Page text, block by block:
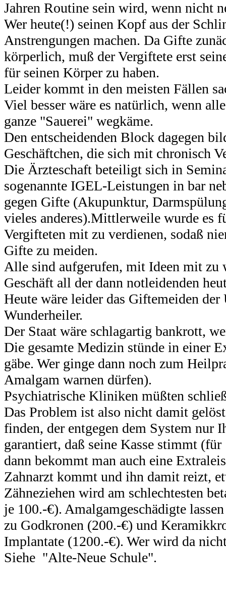
Jahren Routine sein wird, wenn nicht
Wer heute(!) seinen Kopf aus der
Anstrengungen machen. Da Gifte
körperlich, muß der Vergiftete erst
für seinen Körper zu haben.
Leider kommt in den meisten Fällen
Viel besser wäre es natürlich, wenn
ganze "Sauerei" wegkäme.
Den entscheidenden Block dagegen
Geschäftchen, die sich mit chronisch
Die Ärzteschaft beteiligt sich in
sogenannte IGEL-Leistungen in bar
gegen Gifte (Akupunktur,
vieles anderes).Mittlerweile wurde
Vergifteten mit zu verdienen, sodaß
Gifte zu meiden.
Alle sind aufgerufen, mit Ideen mit zu
Geschäft all der dann notleidenden
Heute wäre leider das Giftemeiden der
Wunderheiler.
Der Staat wäre schlagartig bankrott,
Die gesamte Medizin stünde in einer
gäbe. Wer ginge dann noch zum
Amalgam warnen dürfen).
Psychiatrische Kliniken müßten
Das Problem ist also nicht damit
finden, der entgegen dem System nur
garantiert, daß seine Kasse stimmt
dann bekommt man auch eine
Zahnarzt kommt und ihn damit reizt,
Zähneziehen wird am schlechtesten
je 100.-€). Amalgamgeschädigte
zu Godkronen (200.-€) und
Implantate (1200.-€). Wer wird da
Siehe "Alte-Neue Schule".